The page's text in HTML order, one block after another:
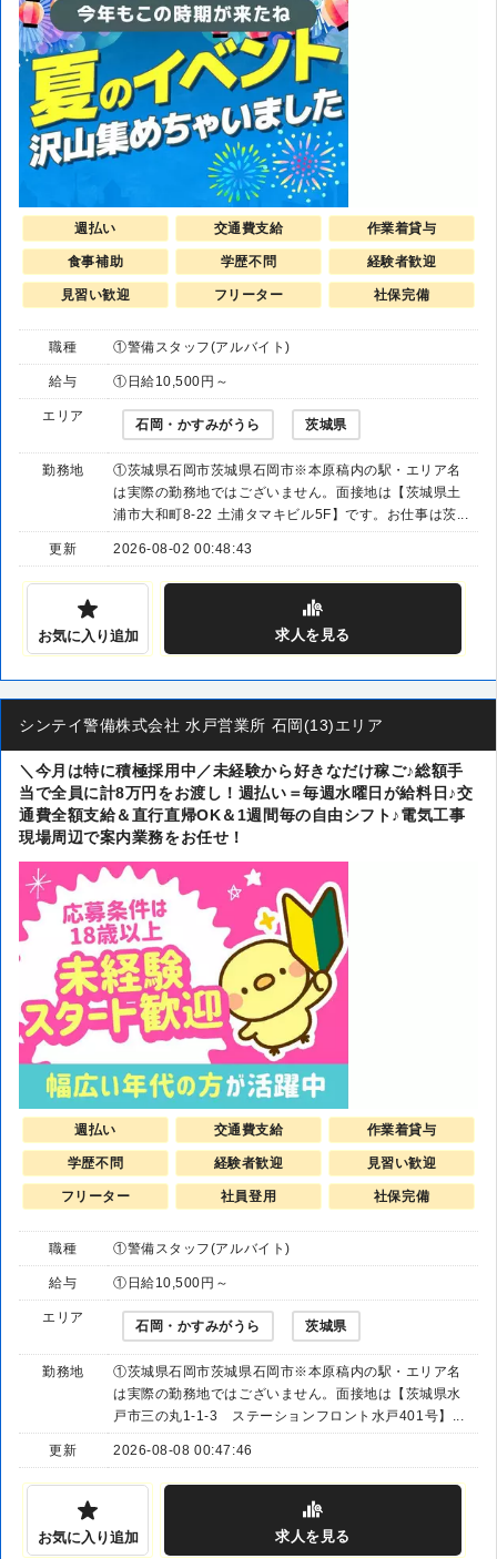
週払い 交通費支給 作業着貸与
食事補助 学歴不問 経験者歓迎
見習い歓迎 フリーター 社保完備
職種 ①警備スタッフ(アルバイト)
給与 ①日給10,500円～
エリア
石岡・かすみがうら 茨城県
勤務地
①茨城県石岡市茨城県石岡市※本原稿内の駅・エリア名
は実際の勤務地ではございません。面接地は【茨城県土
浦市大和町8-22 土浦タマキビル5F】です。お仕事は茨...
更新 2026-08-02 00:48:43
お気に入り追加 求人を見る
シンテイ警備株式会社 水戸営業所 石岡(13)エリア
＼今月は特に積極採用中／未経験から好きなだけ稼ご♪総額手
当で全員に計8万円をお渡し！週払い＝毎週水曜日が給料日♪交
通費全額支給＆直行直帰OK＆1週間毎の自由シフト♪電気工事
現場周辺で案内業務をお任せ！
週払い 交通費支給 作業着貸与
学歴不問 経験者歓迎 見習い歓迎
フリーター 社員登用 社保完備
職種 ①警備スタッフ(アルバイト)
給与 ①日給10,500円～
エリア
石岡・かすみがうら 茨城県
勤務地
①茨城県石岡市茨城県石岡市※本原稿内の駅・エリア名
は実際の勤務地ではございません。面接地は【茨城県水
戸市三の丸1-1-3 ステーションフロント水戸401号】...
更新 2026-08-08 00:47:46
お気に入り追加 求人 を見る